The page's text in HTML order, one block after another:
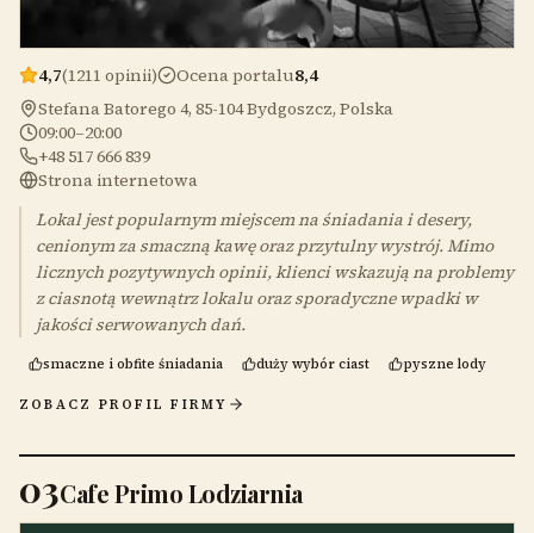
4,7(1211 opinii) Ocena portalu8,4
Stefana Batorego 4, 85-104 Bydgoszcz, Polska
09:00–20:00
+48 517 666 839
Strona internetowa
Lokal jest popularnym miejscem na śniadania i desery,
cenionym za smaczną kawę oraz przytulny wystrój. Mimo
licznych pozytywnych opinii, klienci wskazują na problemy
z ciasnotą wewnątrz lokalu oraz sporadyczne wpadki w
jakości serwowanych dań.
smaczne i obfite śniadania duży wybór ciast pyszne lody
ZOBACZ PROFIL FIRMY
03Cafe Primo Lodziarnia